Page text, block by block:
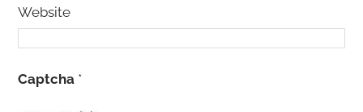
Website
Captcha *